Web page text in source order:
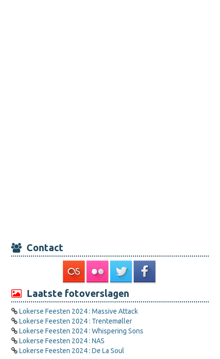
Contact
Laatste fotoverslagen
Lokerse Feesten 2024 : Massive Attack
Lokerse Feesten 2024 : Trentemøller
Lokerse Feesten 2024 : Whispering Sons
Lokerse Feesten 2024 : NAS
Lokerse Feesten 2024 : De La Soul